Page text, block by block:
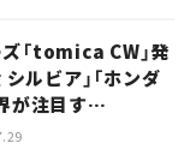
「tomica CW」発
ルビア」「ホンダ
が注目す
ルマとホビー】